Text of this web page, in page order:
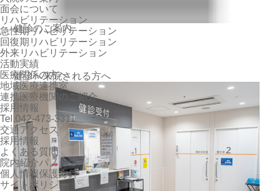
面会について
リハビリテーション
急性期リハビリテーション
回復期リハビリテーション
外来リハビリテーション
活動実績
医療関係の方へ
地域医療連携室
連携医療機関のご紹介
採用情報
Tel.042-473-3311
交通アクセス
採用情報
よくある質問
院内紹介パノラマ
個人情報保護方針
サイトポリシー
健診のご案内
健診へ来院される方へ